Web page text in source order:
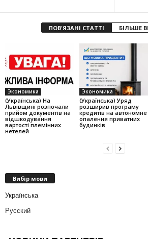
ПОВ'ЯЗАНІ СТАТТІ БІЛЬШЕ
Экономика
(Українська) На
Львівщині розпочали
прийом документів на
відшкодування
вартості племінних
нетелей
Экономика
(Українська) Уряд
розширив програму
кредитів на автономне
опалення приватних
будинків
Вибір мови
Українська
Русский